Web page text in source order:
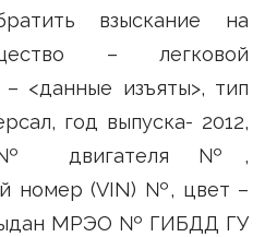
взыскание на
– легковой
<данные изъяты>, тип
год выпуска- 2012,
двигателя №,
номер (VIN) №, цвет –
МРЭО № ГИБДД ГУ